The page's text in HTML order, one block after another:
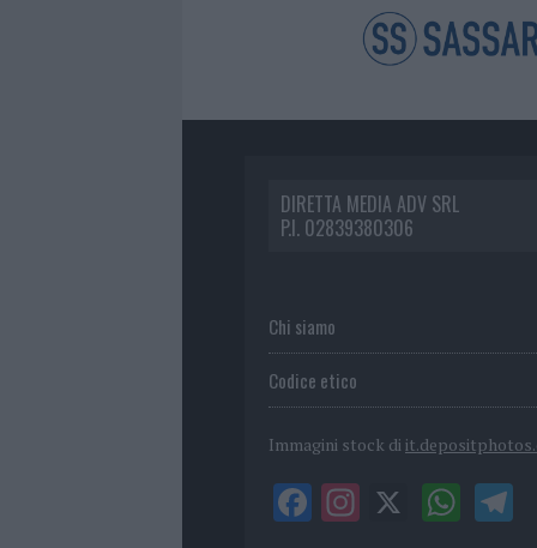
DIRETTA MEDIA ADV SRL
P.I. 02839380306
Chi siamo
Codice etico
Immagini stock di